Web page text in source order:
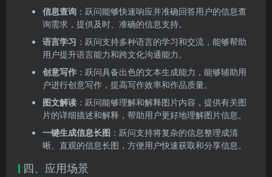
信息查询 ：跃问能够快速响应并准确回答用户的信息查
询需求，提供及时、准确的信息支持。
语言学习 ：跃问支持多种语言的学习和交流，能够帮助
用户提升语言能力和跨文化沟通能力。
创意写作 ：跃问具备出色的文本生成能力，能够辅助用
户进行创意写作，提高写作效率和作品质量。
图文解读 ：跃问能够理解和解释图片内容，提供有关图
片的详细描述和解释，帮助用户更好地理解图片信息。
一键生成信息长图 ：跃问支持将复杂的信息整理成清
晰、直观的信息长图，方便用户快速获取和分享信息。
四、应用场景